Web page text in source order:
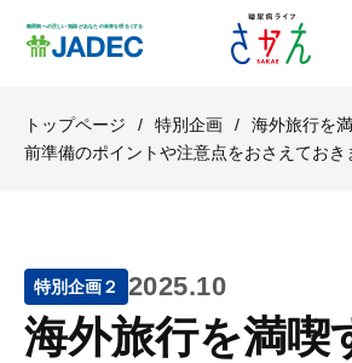
トップページ / 特別企画 /
海外旅行を
前準備のポイントや注意点をおさえておき
特別企画２ 2025.10
海外旅行を満喫